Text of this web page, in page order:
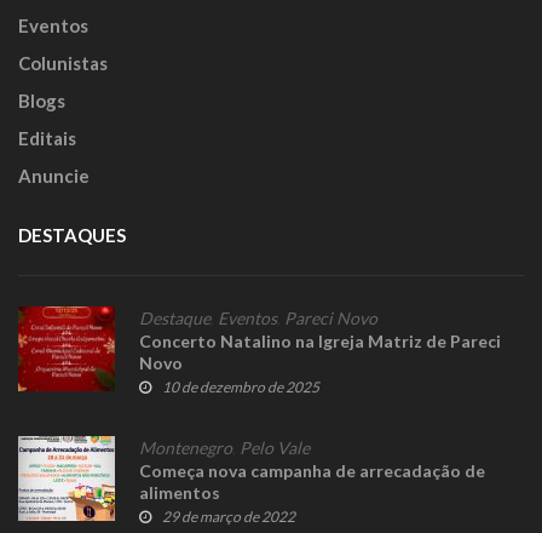
Eventos
Colunistas
Blogs
Editais
Anuncie
DESTAQUES
Destaque, Eventos, Pareci Novo
Concerto Natalino na Igreja Matriz de Pareci
Novo
10 de dezembro de 2025
Montenegro Pelo Vale
Começa nova campanha de arrecadação de
alimentos
29 de março de 2022